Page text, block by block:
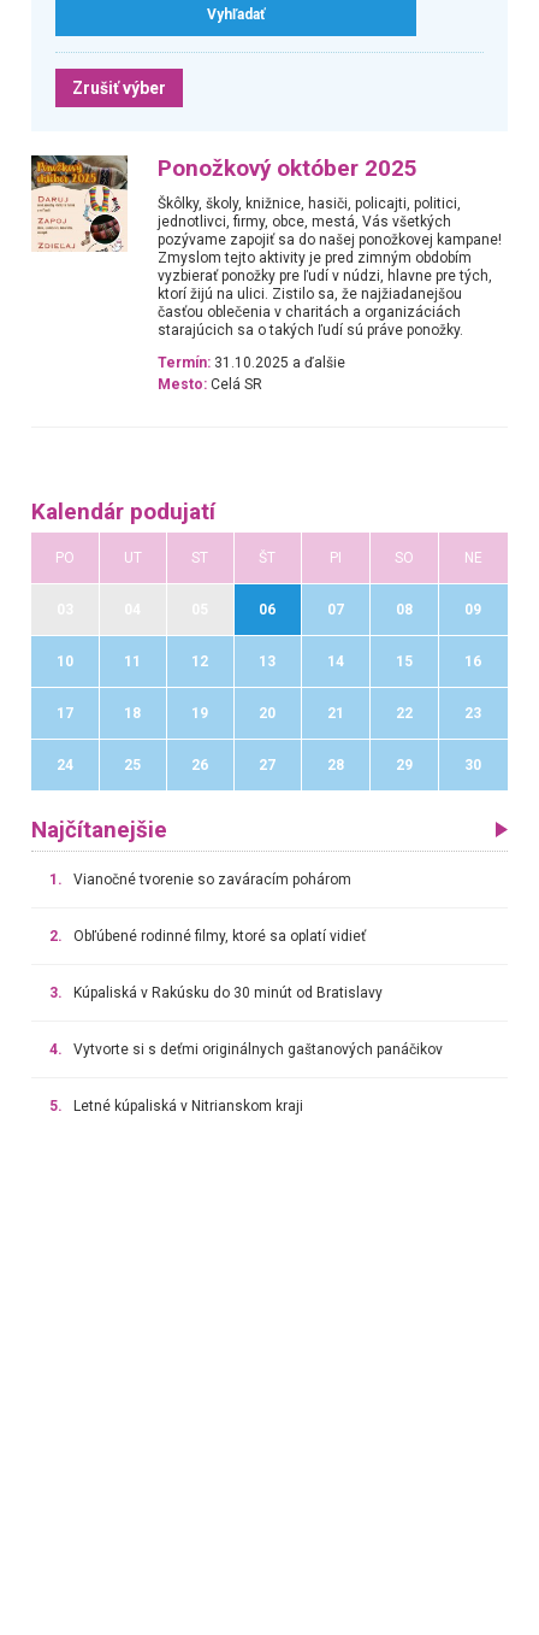
Zrušiť výber
Ponožkový október 2025
Škôlky, školy, knižnice, hasiči, policajti, politici,
jednotlivci, firmy, obce, mestá, Vás všetkých
pozývame zapojiť sa do našej ponožkovej kampane!
Zmyslom tejto aktivity je pred zimným obdobím
vyzbierať ponožky pre ľudí v núdzi, hlavne pre tých,
ktorí žijú na ulici. Zistilo sa, že najžiadanejšou
časťou oblečenia v charitách a organizáciách
starajúcich sa o takých ľudí sú práve ponožky.
Termín: 31.10.2025 a ďalšie
Mesto: Celá SR
Kalendár podujatí
PO UT ST ŠT PI SO NE
06 07 08 09
10 11 12 13 14 15 16
17 18 19 20 21 22 23
24 25 26 27 28 29 30
Najčítanejšie
1. Vianočné tvorenie so zaváracím pohárom
2. Obľúbené rodinné filmy, ktoré sa oplatí vidieť
3. Kúpaliská v Rakúsku do 30 minút od Bratislavy
4. Vytvorte si s deťmi originálnych gaštanových panáčikov
5. Letné kúpaliská v Nitrianskom kraji